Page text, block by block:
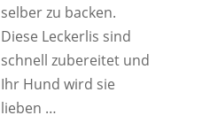
selber zu backen.
Diese Leckerlis sind
schnell zubereitet und
Ihr Hund wird sie
lieben …